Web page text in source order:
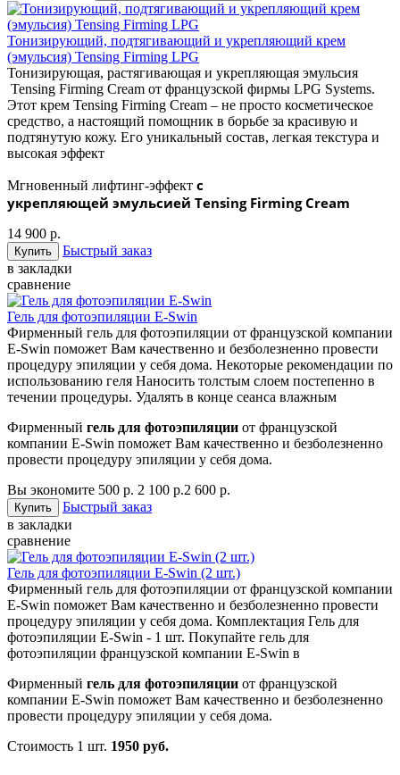
Тонизирующий, подтягивающий и укрепляющий крем
(эмульсия) Tensing Firming LPG
Тонизирующая, растягивающая и укрепляющая эмульсия
Tensing Firming Cream от французской фирмы LPG Systems.
Этот крем Tensing Firming Cream – не просто косметическое
средство, а настоящий помощник в борьбе за красивую и
подтянутую кожу. Его уникальный состав, легкая текстура и
высокая эффект
Мгновенный лифтинг-эффект с
укрепляющей эмульсией Tensing Firming Cream
14 900 р.
Быстрый заказ
в закладки
сравнение
Гель для фотоэпиляции E-Swin
Фирменный гель для фотоэпиляции от французской компании
E-Swin поможет Вам качественно и безболезненно провести
процедуру эпиляции у себя дома. Некоторые рекомендации по
использованию геля Наносить толстым слоем постепенно в
течении процедуры. Удалять в конце сеанса влажным
Фирменный гель для фотоэпиляции от французской
компании E-Swin поможет Вам качественно и безболезненно
провести процедуру эпиляции у себя дома.
Вы экономите 500 р. 2 100 р.2 600 р.
Быстрый заказ
в закладки
сравнение
Гель для фотоэпиляции E-Swin (2 шт.)
Фирменный гель для фотоэпиляции от французской компании
E-Swin поможет Вам качественно и безболезненно провести
процедуру эпиляции у себя дома. Комплектация Гель для
фотоэпиляции E-Swin - 1 шт. Покупайте гель для
фотоэпиляции французской компании E-Swin в
Фирменный гель для фотоэпиляции от французской
компании E-Swin поможет Вам качественно и безболезненно
провести процедуру эпиляции у себя дома.
Стоимость 1 шт. 1950 руб.